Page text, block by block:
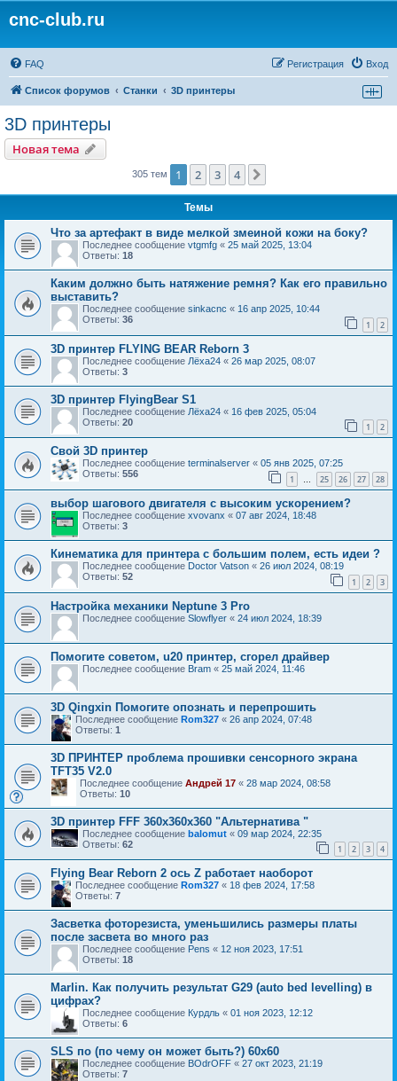
cnc-club.ru
FAQ Вход
Регистрация
Список форумов Станки 3D принтеры
3D принтеры
Новая тема
305 тем 1 2 3 4
Темы
Что за артефакт в виде мелкой змеиной кожи на боку?
Последнее сообщение vtgmfg « 25 май 2025, 13:04
Ответы: 18
Каким должно быть натяжение ремня? Как его правильно
выставить?
Последнее сообщение sinkacnc « 16 апр 2025, 10:44
Ответы: 36 1 2
3D принтер FLYING BEAR Reborn 3
Последнее сообщение Лёха24 « 26 мар 2025, 08:07
Ответы: 3
3D принтер FlyingBear S1
Последнее сообщение Лёха24 « 16 фев 2025, 05:04
Ответы: 20 1 2
Свой 3D принтер
Последнее сообщение terminalserver « 05 янв 2025, 07:25
Ответы: 556 1 … 25 26 27 28
выбор шагового двигателя с высоким ускорением?
Последнее сообщение xvovanx « 07 авг 2024, 18:48
Ответы: 3
Кинематика для принтера с большим полем, есть идеи ?
Последнее сообщение Doctor Vatson « 26 июл 2024, 08:19
Ответы: 52 1 2 3
Настройка механики Neptune 3 Pro
Последнее сообщение Slowflyer « 24 июл 2024, 18:39
Помогите советом, u20 принтер, сгорел драйвер
Последнее сообщение Bram « 25 май 2024, 11:46
3D Qingxin Помогите опознать и перепрошить
Последнее сообщение Rom327 « 26 апр 2024, 07:48
Ответы: 1
3D ПРИНТЕР проблема прошивки сенсорного экрана
TFT35 V2.0
Последнее сообщение Андрей 17 « 28 мар 2024, 08:58
Ответы: 10
3D принтер FFF 360х360х360 "Альтернатива "
Последнее сообщение balomut « 09 мар 2024, 22:35
Ответы: 62 1 2 3 4
Flying Bear Reborn 2 ось Z работает наоборот
Последнее сообщение Rom327 « 18 фев 2024, 17:58
Ответы: 7
Засветка фоторезиста, уменьшились размеры платы
после засвета во много раз
Последнее сообщение Pens « 12 ноя 2023, 17:51
Ответы: 18
Marlin. Как получить результат G29 (auto bed levelling) в
цифрах?
Последнее сообщение Курдль « 01 ноя 2023, 12:12
Ответы: 6
SLS по (по чему он может быть?) 60х60
Последнее сообщение BOdrOFF « 27 окт 2023, 21:19
Ответы: 7